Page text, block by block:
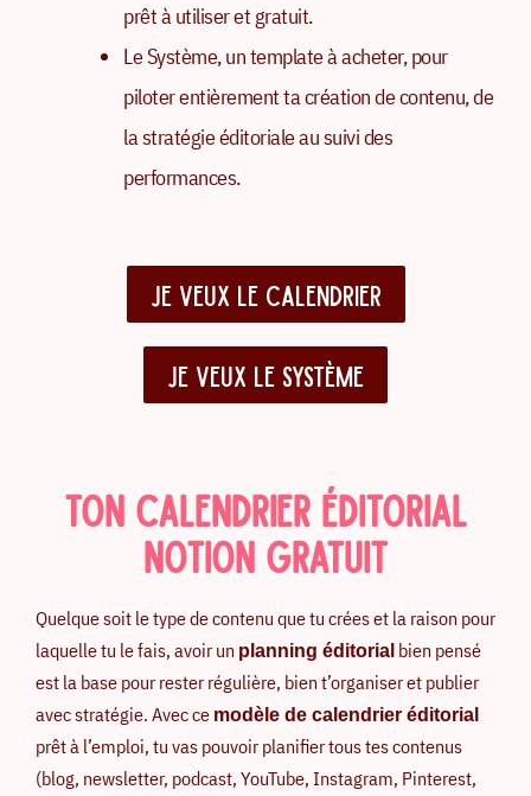
prêt à utiliser et gratuit.
Le Système, un template à acheter, pour
piloter entièrement ta création de contenu, de
la stratégie éditoriale au suivi des
performances.
JE VEUX LE CALENDRIER
JE VEUX LE SYSTÈME
TON CALENDRIER ÉDITORIAL
NOTION GRATUIT
Quelque soit le type de contenu que tu crées et la raison pour
laquelle tu le fais, avoir un planning éditorial bien pensé
est la base pour rester régulière, bien t’organiser et publier
avec stratégie. Avec ce modèle de calendrier éditorial
prêt à l’emploi, tu vas pouvoir planifier tous tes contenus
(blog, newsletter, podcast, YouTube, Instagram, Pinterest,